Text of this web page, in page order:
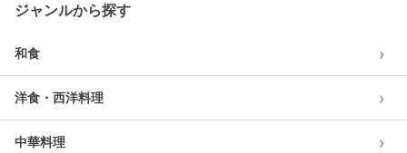
ジャンルから探す
和食 ›
洋食・西洋料理 ›
中華料理 ›